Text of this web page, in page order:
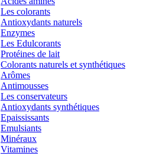
Les colorants
Antioxydants naturels
Enzymes
Les Edulcorants
Protéines de lait
Colorants naturels et synthétiques
Arômes
Antimousses
Les conservateurs
Antioxydants synthétiques
Epaississants
Emulsiants
Minéraux
Vitamines